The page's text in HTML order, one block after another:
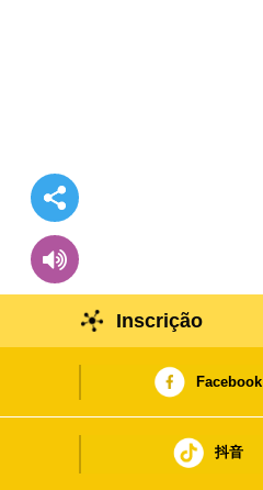
Inscrição
Facebook
抖音